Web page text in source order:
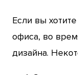
Если вы
офиса, во
дизайна.